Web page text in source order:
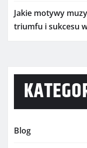
Jakie motywy
triumfu i sukcesu
Blog